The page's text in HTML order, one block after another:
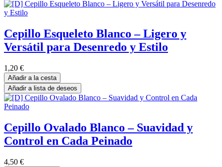
Cepillo Esqueleto Blanco – Ligero y
Versátil para Desenredo y Estilo
1,20 €
Añadir a la cesta
Añadir a lista de deseos
Cepillo Ovalado Blanco – Suavidad y
Control en Cada Peinado
4,50 €